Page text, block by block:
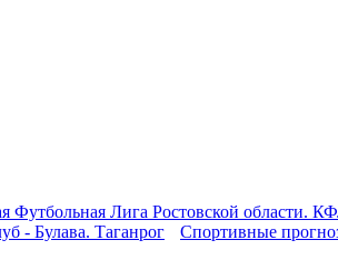
Футбольная Лига Ростовской области.
- Булава. Таганрог
Спортивные